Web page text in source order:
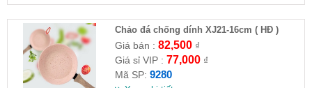
Chảo đá chống dính XJ21-16cm ( HĐ )
Giá bán : 82,500₫
Giá sỉ VIP : 77,000₫
Mã SP: 9280